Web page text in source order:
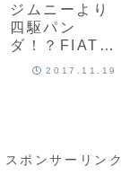
ジムニーより
四駆パン
ダ！？FIATデ
ィーラーで限
2017.11.19
スポンサーリンク